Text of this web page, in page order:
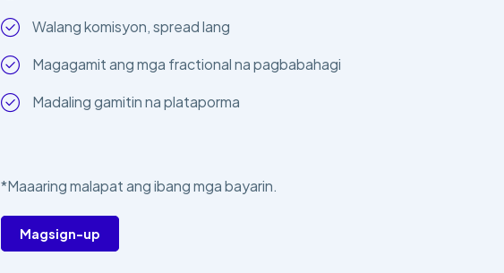
Walang komisyon, spread lang
Magagamit ang mga fractional na pagbabahagi
Madaling gamitin na plataporma
*Maaaring malapat ang ibang mga bayarin.
Magsign-up